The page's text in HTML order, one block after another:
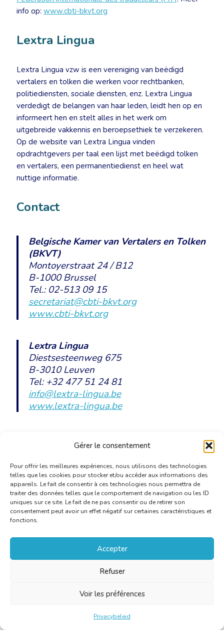
Gérer le consentement
Pour offrir les meilleures expériences, nous utilisons des technologies
telles que les cookies pour stocker et/ou accéder aux informations des
appareils. Le fait de consentir à ces technologies nous permettra de
traiter des données telles que le comportement de navigation ou les ID
uniques sur ce site. Le fait de ne pas consentir ou de retirer son
consentement peut avoir un effet négatif sur certaines caractéristiques et
fonctions.
Accepter
Refuser
Voir les préférences
Privacybeleid
info op: www.cbti-bkvt.org
Lextra Lingua
Lextra Lingua vzw is een vereniging van beëdigd
vertalers en tolken die werken voor rechtbanken,
politiediensten, sociale diensten, enz. Lextra Lingua
verdedigt de belangen van haar leden, leidt hen op en
informeert hen en stelt alles in het werk om
uitgebreide vakkennis en beroepsethiek te verzekeren.
Op de website van Lextra Lingua vinden
opdrachtgevers per taal een lijst met beëdigd tolken
en vertalers, een permanentiedienst en heel wat
nuttige informatie.
Contact
Belgische Kamer van Vertalers en Tolken
(BKVT)
Montoyerstraat 24 / B12
B-1000 Brussel
Tel.: 02-513 09 15
secretariat@cbti-bkvt.org
www.cbti-bkvt.org
Lextra Lingua
Diestsesteenweg 675
B-3010 Leuven
Tel: +32 477 51 24 81
info@lextra-lingua.be
www.lextra-lingua.be
betreuren onterechte veralgemening